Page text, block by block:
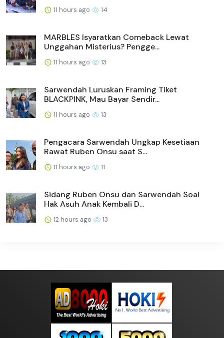
11 hours ago 14
MARBLES Isyaratkan Comeback Lewat
Unggahan Misterius? Pengge...
11 hours ago 13
Sarwendah Luruskan Framing Tiket
BLACKPINK, Mau Bayar Sendir...
11 hours ago 13
Pengacara Sarwendah Ungkap Kesetiaan
Rawat Ruben Onsu saat S...
11 hours ago 11
Sidang Ruben Onsu dan Sarwendah Soal
Hak Asuh Anak Kembali D...
12 hours ago 13